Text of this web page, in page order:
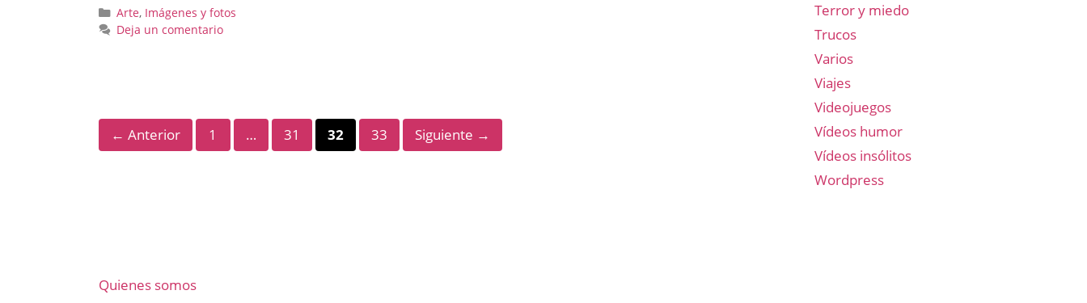
Categorías
Arte, Imágenes y fotos
Deja un comentario
← Anterior Página
1 … Página
31 Página
32 Página
33 Siguiente →
Terror y miedo
Trucos
Varios
Viajes
Videojuegos
Vídeos humor
Vídeos insólitos
Wordpress
Quienes somos